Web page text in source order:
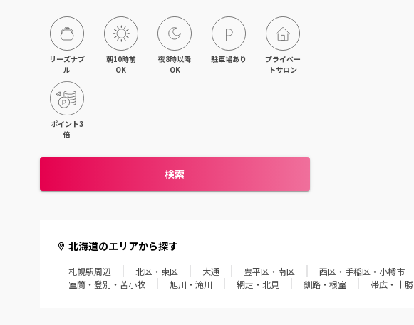
北海道その他
リーズナブ
ル
朝10時前
OK
夜8時以降
OK
駐車場あり
プライベー
トサロン
ポイント3
倍
検索
北海道のエリアから探す
札幌駅周辺 北区・東区 大通 豊平区・南区 西区・手稲区・小樽市
室蘭・登別・苫小牧
旭川・滝川 網走・北見 釧路・根室 帯広・十勝